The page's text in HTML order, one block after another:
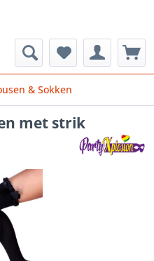
& Sokken
met strik